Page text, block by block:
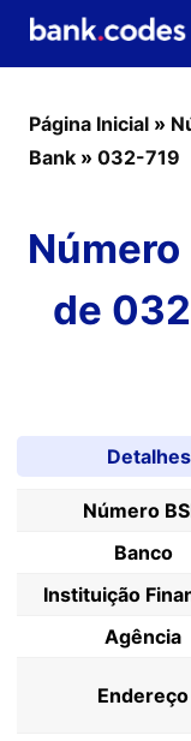
Página Inicial »
Bank » 032-719
de
Número
Banco
Instituição
Agência
Endereço